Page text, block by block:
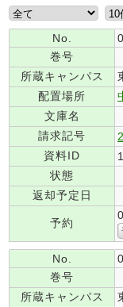
No.
巻号
所蔵キャンパス
配置場所
文庫名
請求記号
資料ID
状態
返却予定日
予約
No.
巻号
所蔵キャンパス